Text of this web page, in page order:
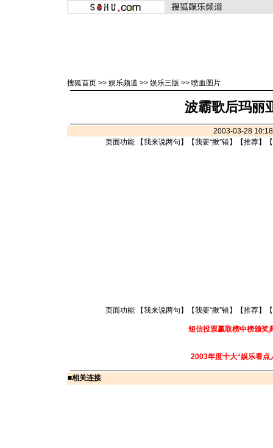
搜狐首页 >> 娱乐频道 >> 娱乐三版 >> 喷血图片
波霸歌后玛丽
2003-03-28
页面功能 【我来说两句 】【我要“揪”错】【推荐】
页面功能 【我来说两句 】【我要“揪”错】【推荐】
短信投票赢取榜中榜颁奖
2003年度十大“娱乐看点
■相关连接